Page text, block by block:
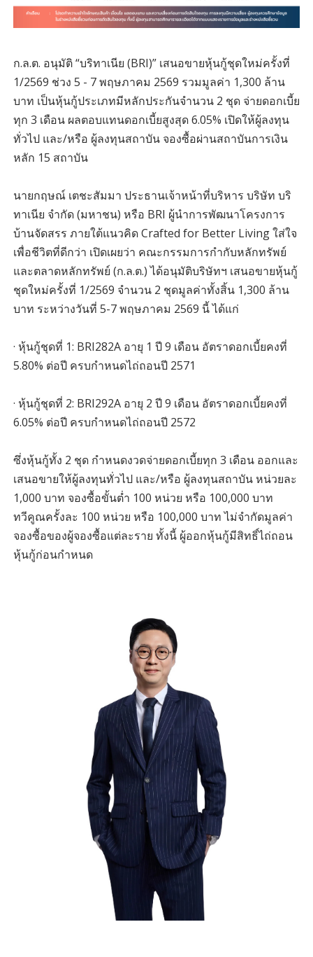
ก.ล.ต. อนุมัติ “บริทาเนีย (BRI)” เสนอขายหุ้นกู้ชุดใหม่ครั้งที่
1/2569 ช่วง 5 - 7 พฤษภาคม 2569 รวมมูลค่า 1,300 ล้าน
บาท เป็นหุ้นกู้ประเภทมีหลักประกันจำนวน 2 ชุด จ่ายดอกเบี้ย
ทุก 3 เดือน ผลตอบแทนดอกเบี้ยสูงสุด 6.05% เปิดให้ผู้ลงทุน
ทั่วไป และ/หรือ ผู้ลงทุนสถาบัน จองซื้อผ่านสถาบันการเงิน
หลัก 15 สถาบัน
นายกฤษณ์ เตชะสัมมา ประธานเจ้าหน้าที่บริหาร บริษัท บริ
ทาเนีย จำกัด (มหาชน) หรือ BRI ผู้นำการพัฒนาโครงการ
บ้านจัดสรร ภายใต้แนวคิด Crafted for Better Living ใส่ใจ
เพื่อชีวิตที่ดีกว่า เปิดเผยว่า คณะกรรมการกำกับหลักทรัพย์
และตลาดหลักทรัพย์ (ก.ล.ต.) ได้อนุมัติบริษัทฯ เสนอขายหุ้นกู้
ชุดใหม่ครั้งที่ 1/2569 จำนวน 2 ชุดมูลค่าทั้งสิ้น 1,300 ล้าน
บาท ระหว่างวันที่ 5-7 พฤษภาคม 2569 นี้ ได้แก่
· หุ้นกู้ชุดที่ 1: BRI282A อายุ 1 ปี 9 เดือน อัตราดอกเบี้ยคงที่
5.80% ต่อปี ครบกำหนดไถ่ถอนปี 2571
· หุ้นกู้ชุดที่ 2: BRI292A อายุ 2 ปี 9 เดือน อัตราดอกเบี้ยคงที่
6.05% ต่อปี ครบกำหนดไถ่ถอนปี 2572
ซึ่งหุ้นกู้ทั้ง 2 ชุด กำหนดงวดจ่ายดอกเบี้ยทุก 3 เดือน ออกและ
เสนอขายให้ผู้ลงทุนทั่วไป และ/หรือ ผู้ลงทุนสถาบัน หน่วยละ
1,000 บาท จองซื้อขั้นต่ำ 100 หน่วย หรือ 100,000 บาท
ทวีคูณครั้งละ 100 หน่วย หรือ 100,000 บาท ไม่จำกัดมูลค่า
จองซื้อของผู้จองซื้อแต่ละราย ทั้งนี้ ผู้ออกหุ้นกู้มีสิทธิ์ไถ่ถอน
หุ้นกู้ก่อนกำหนด